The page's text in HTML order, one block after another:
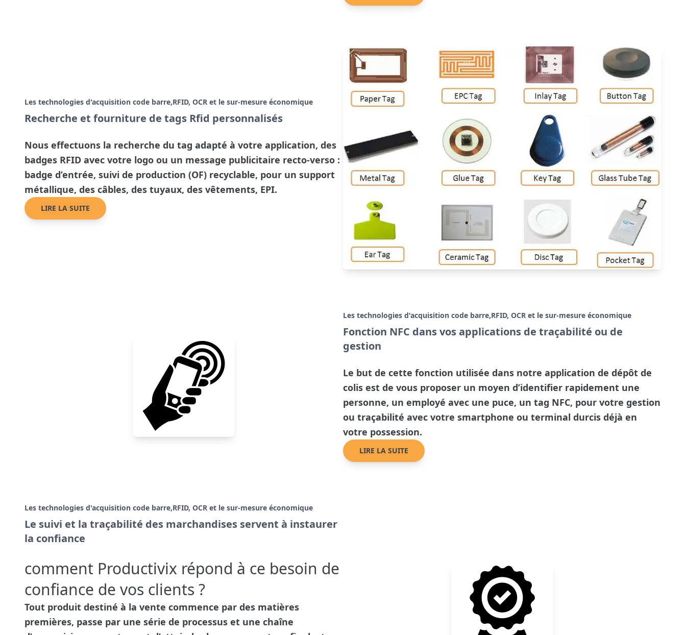
Les technologies d'acquisition code barre,RFID, OCR et le sur-mesure économique
Recherche et fourniture de tags Rfid personnalisés
Nous effectuons la recherche du tag adapté à votre application, des
badges RFID avec votre logo ou un message publicitaire recto-verso :
badge d’entrée, suivi de production (OF) recyclable, pour un support
métallique, des câbles, des tuyaux, des vêtements, EPI.
LIRE LA SUITE
Les technologies d'acquisition code barre,RFID, OCR et le sur-mesure économique
Fonction NFC dans vos applications de traçabilité ou de
gestion
Le but de cette fonction utilisée dans notre application de dépôt de
colis est de vous proposer un moyen d’identifier rapidement une
personne, un employé avec une puce, un tag NFC, pour votre gestion
ou traçabilité avec votre smartphone ou terminal durcis déjà en
votre possession.
LIRE LA SUITE
Les technologies d'acquisition code barre,RFID, OCR et le sur-mesure économique
Le suivi et la traçabilité des marchandises servent à instaurer
la confiance
comment Productivix répond à ce besoin de
confiance de vos clients ?
Tout produit destiné à la vente commence par des matières
premières, passe par une série de processus et une chaîne